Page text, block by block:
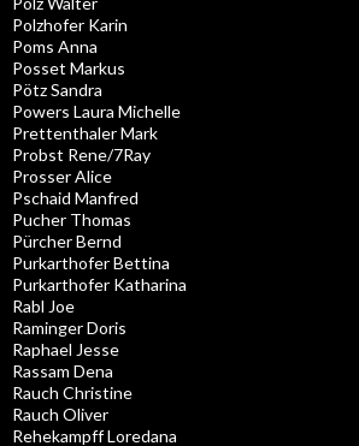
Polzhofer Karin
Poms Anna
Posset Markus
Pötz Sandra
Powers Laura Michelle
Prettenthaler Mark
Probst Rene/7Ray
Prosser Alice
Pschaid Manfred
Pucher Thomas
Pürcher Bernd
Purkarthofer Bettina
Purkarthofer Katharina
Rabl Joe
Raminger Doris
Raphael Jesse
Rassam Dena
Rauch Christine
Rauch Oliver
Rehekampff Loredana